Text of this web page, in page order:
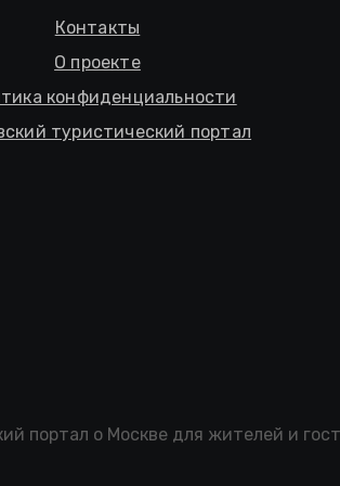
Контакты
О проекте
конфиденциальности
туристический портал
портал о Москве для жителей и